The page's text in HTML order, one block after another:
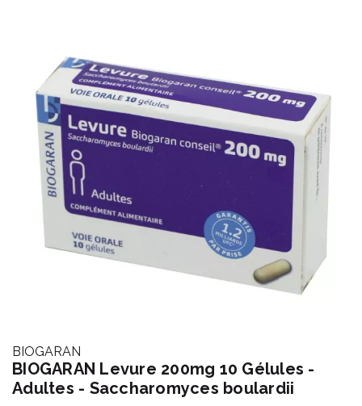
BIOGARAN
BIOGARAN Levure 200mg 10 Gélules -
Adultes - Saccharomyces boulardii